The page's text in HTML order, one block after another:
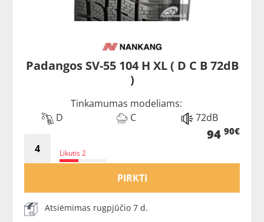
Padangos SV-55 104 H XL ( D C B 72dB
)
Tinkamumas modeliams:
D
C 72dB
Likutis 2
94 90€
PIRKTI
Atsiėmimas rugpjūčio 7 d.